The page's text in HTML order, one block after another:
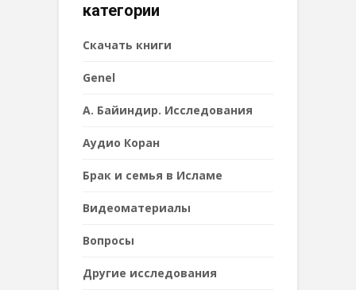
категории
Cкачать книги
Genel
А. Байиндир. Исследования
Аудио Коран
Брак и семья в Исламе
Видеоматериалы
Вопросы
Другие исследования